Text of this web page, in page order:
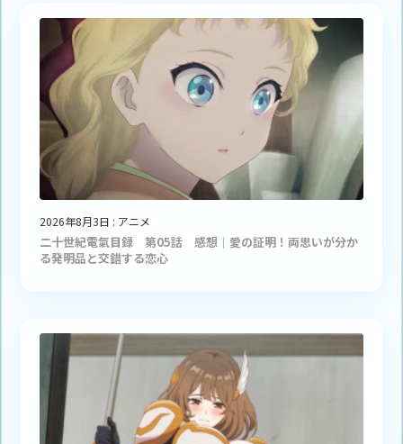
2026年8月3日 : アニメ
二十世紀電氣目録 第05話 感想｜愛の証明！両思いが分か
る発明品と交錯する恋心